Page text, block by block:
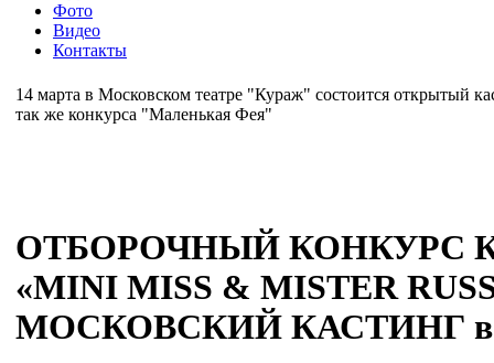
Фото
Видео
Контакты
14 марта в Московском театре "Кураж" состоится открытый
так же конкурса "Маленькая Фея"
ОТБОРОЧНЫЙ КОНКУРС
«MINI MISS & MISTER
МОСКОВСКИЙ КАСТИНГ в